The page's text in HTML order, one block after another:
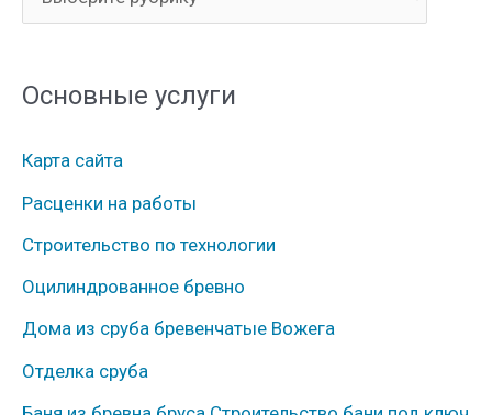
с
р
б
р
и
к
и
Основные услуги
Карта сайта
Расценки на работы
Строительство по технологии
Оцилиндрованное бревно
Дома из сруба бревенчатые Вожега
Отделка сруба